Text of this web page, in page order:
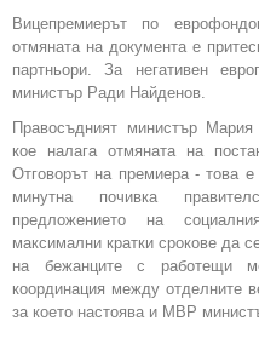
Вицепремиерът по
отмяната на документа е
партньори. За негативен
министър Ради Найденов.
Правосъдният министър
кое налага отмяната на
Отговорът на премиера - това
минутна почивка
предложението на
максимални кратки срокове да
на бежанците с работещи
координация между отделните
за което настоява и МВР